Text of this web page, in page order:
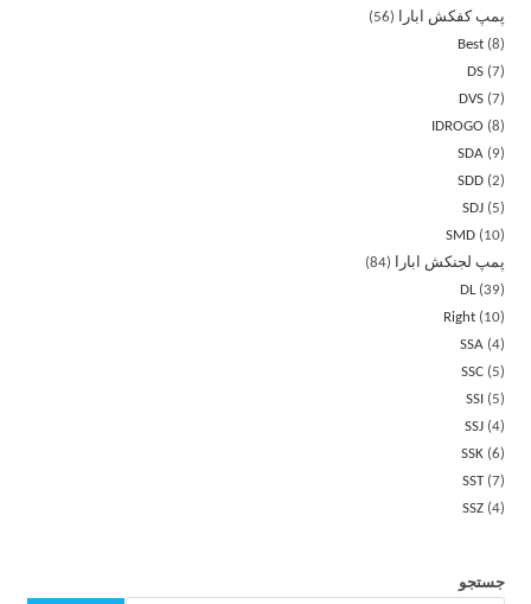
پمپ کفکش ابارا
56
Best 8
DS 7
DVS 7
IDROGO
8
SDA
9
SDD 2
SDJ
5
SMD
10
پمپ لجنکش ابارا
84
DL 39
Right
10
SSA 4
SSC
5
SSI
5
SSJ 4
SSK 6
SST 7
SSZ 4
جستجو